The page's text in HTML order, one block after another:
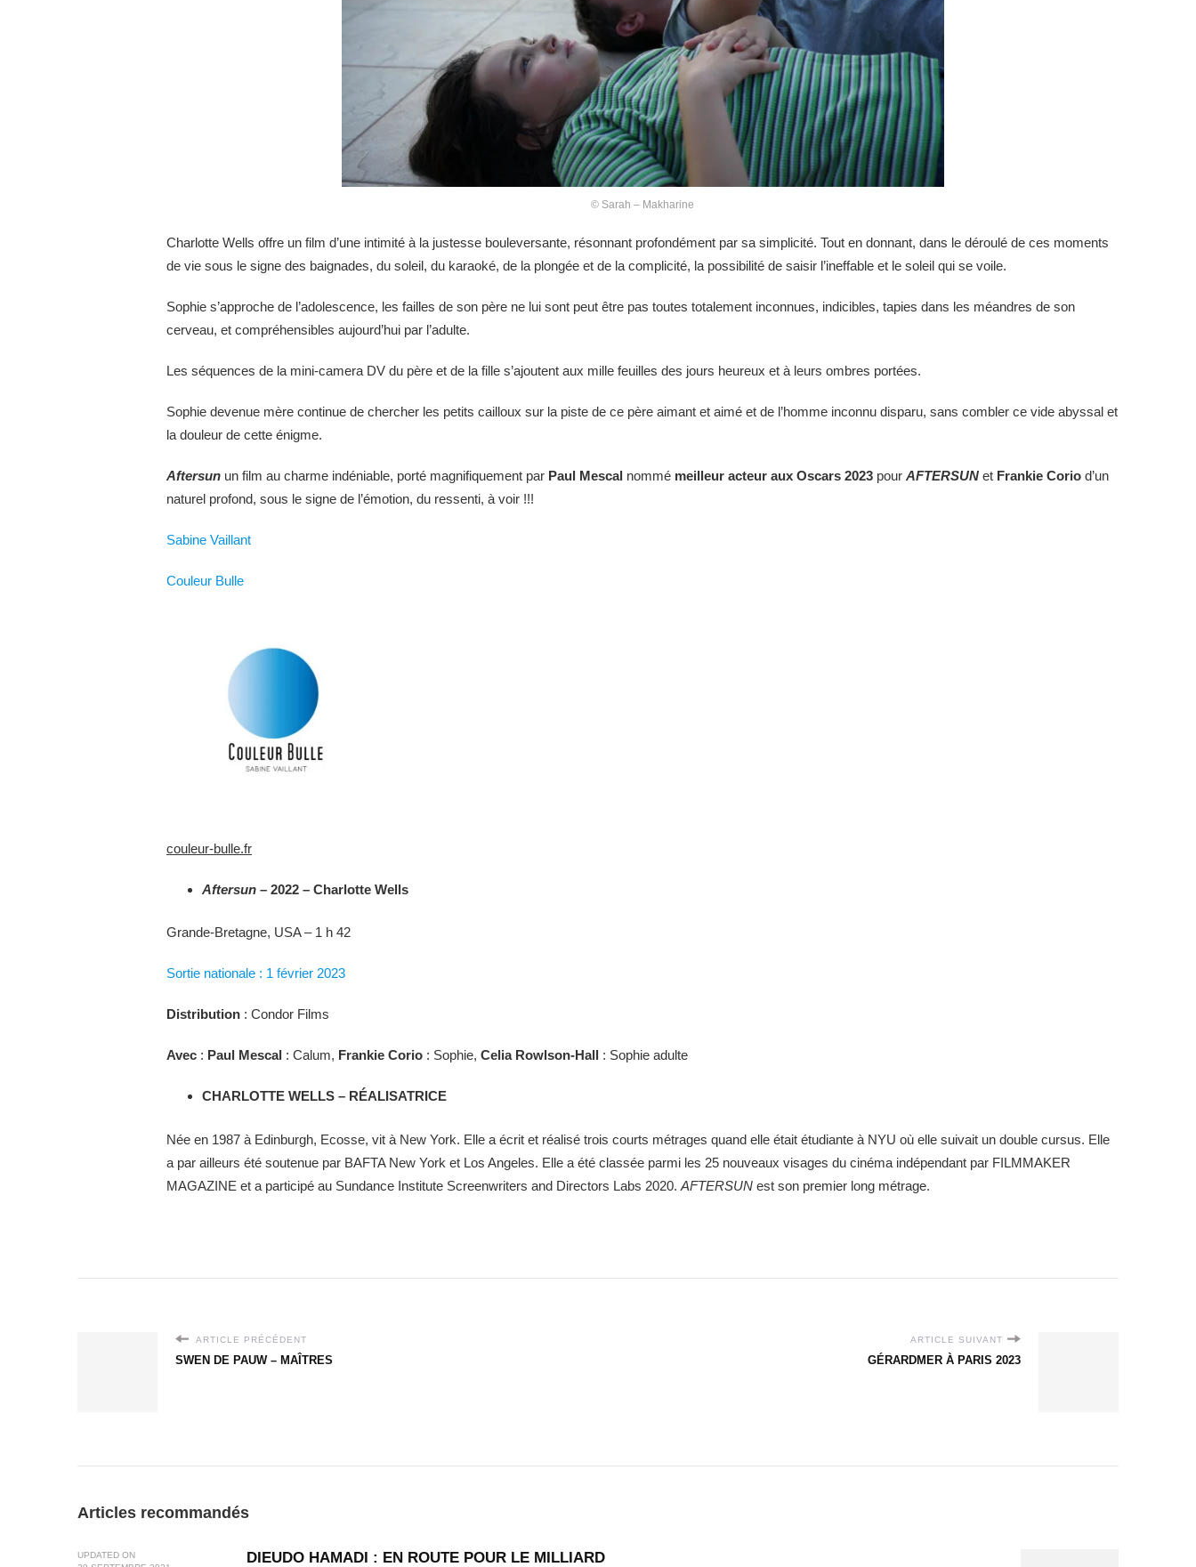
© Sarah – Makharine
Charlotte Wells offre un film d’une intimité à la justesse bouleversante, résonnant profondément par sa simplicité. Tout en donnant, dans le déroulé de ces moments
de vie sous le signe des baignades, du soleil, du karaoké, de la plongée et de la complicité, la possibilité de saisir l’ineffable et le soleil qui se voile.
Sophie s’approche de l’adolescence, les failles de son père ne lui sont peut être pas toutes totalement inconnues, indicibles, tapies dans les méandres de son
cerveau, et compréhensibles aujourd’hui par l’adulte.
Les séquences de la mini-camera DV du père et de la fille s’ajoutent aux mille feuilles des jours heureux et à leurs ombres portées.
Sophie devenue mère continue de chercher les petits cailloux sur la piste de ce père aimant et aimé et de l’homme inconnu disparu, sans combler ce vide abyssal et
la douleur de cette énigme.
Aftersun un film au charme indéniable, porté magnifiquement par Paul Mescal nommé meilleur acteur aux Oscars 2023 pour AFTERSUN et Frankie Corio d’un
naturel profond, sous le signe de l’émotion, du ressenti, à voir !!!
Sabine Vaillant
Couleur Bulle
couleur-bulle.fr
Aftersun – 2022 – Charlotte Wells
Grande-Bretagne, USA – 1 h 42
Sortie nationale : 1 février 2023
Distribution : Condor Films
Avec : Paul Mescal : Calum, Frankie Corio : Sophie, Celia Rowlson-Hall : Sophie adulte
CHARLOTTE WELLS – RÉALISATRICE
Née en 1987 à Edinburgh, Ecosse, vit à New York. Elle a écrit et réalisé trois courts métrages quand elle était étudiante à NYU où elle suivait un double cursus. Elle
a par ailleurs été soutenue par BAFTA New York et Los Angeles. Elle a été classée parmi les 25 nouveaux visages du cinéma indépendant par FILMMAKER
MAGAZINE et a participé au Sundance Institute Screenwriters and Directors Labs 2020. AFTERSUN est son premier long métrage.
ARTICLE PRÉCÉDENT
SWEN DE PAUW – MAÎTRES
ARTICLE SUIVANT
GÉRARDMER À PARIS 2023
Articles recommandés
UPDATED ON
DIEUDO HAMADI : EN ROUTE POUR LE MILLIARD